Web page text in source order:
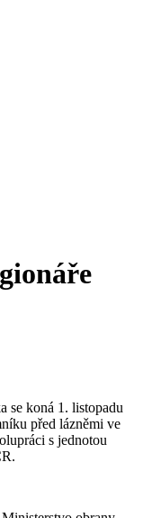
se koná 1. listopadu
před lázněmi ve
s jednotou